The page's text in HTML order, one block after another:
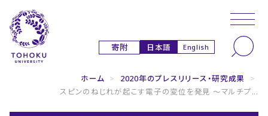
寄附 日本語 English
ホーム > 2020年のプレスリリース・研究成果
>
スピンのねじれが起こす電子の変位を発見 ～マルチプ...